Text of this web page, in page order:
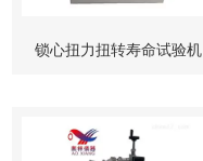
锁心扭力扭转寿命试验机